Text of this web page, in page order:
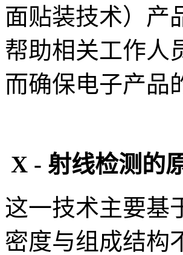
面贴装技术）产
帮助相关工作人
而确保电子产品
X - 射线检测的
这一技术主要基
密度与组成结构